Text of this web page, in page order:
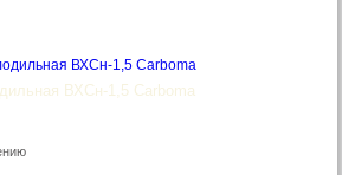
ВХСн-1,5 Сarboma